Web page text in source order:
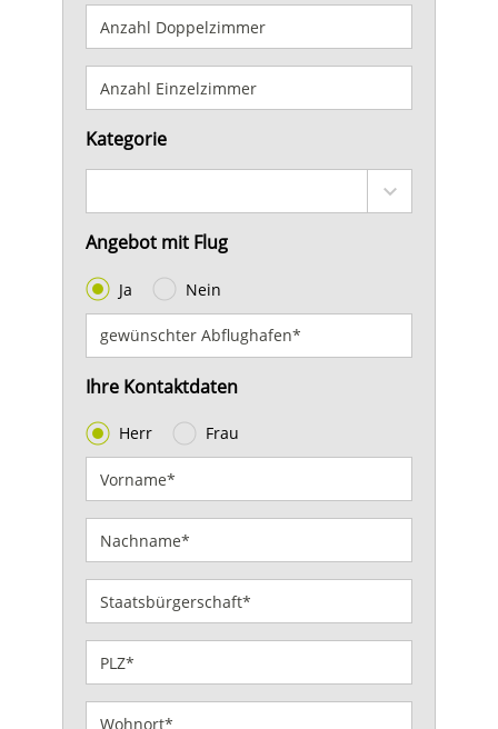
Kategorie
Angebot mit Flug
Ja Nein
Ihre Kontaktdaten
Herr Frau